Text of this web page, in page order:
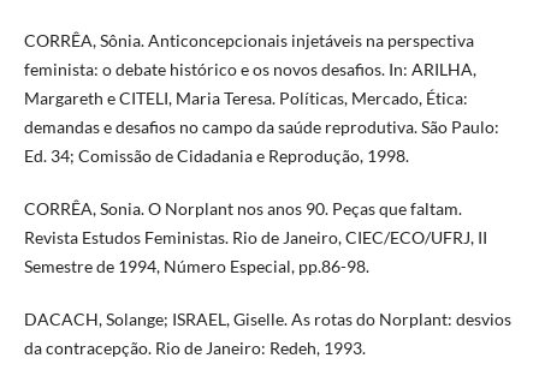
CORRÊA, Sônia. Anticoncepcionais injetáveis na perspectiva
feminista: o debate histórico e os novos desafios. In: ARILHA,
Margareth e CITELI, Maria Teresa. Políticas, Mercado, Ética:
demandas e desafios no campo da saúde reprodutiva. São Paulo:
Ed. 34; Comissão de Cidadania e Reprodução, 1998.
CORRÊA, Sonia. O Norplant nos anos 90. Peças que faltam.
Revista Estudos Feministas. Rio de Janeiro, CIEC/ECO/UFRJ, II
Semestre de 1994, Número Especial, pp.86-98.
DACACH, Solange; ISRAEL, Giselle. As rotas do Norplant: desvios
da contracepção. Rio de Janeiro: Redeh, 1993.